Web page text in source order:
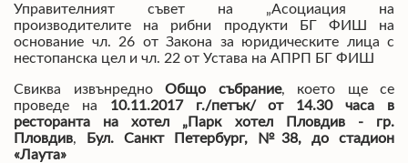
Управителният съвет на „Асоциация на
производителите на рибни продукти БГ ФИШ на
основание чл. 26 от Закона за юридическите лица с
нестопанска цел и чл. 22 от Устава на АПРП БГ ФИШ
Свиква извънредно Общо събрание, което ще се
проведе на 10.11.2017г./петък/от 14.30 часа в
ресторанта на хотел „Парк хотел Пловдив- гр.
Пловдив,
Бул. Санкт Петербург, №38, до стадион
«Лаута»